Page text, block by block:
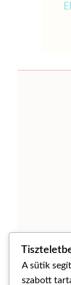
A sütik
szabott